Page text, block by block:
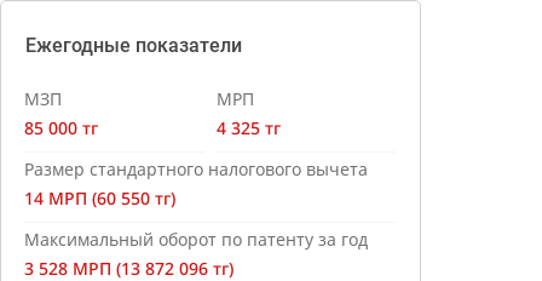
Ежегодные показатели
МЗП
85 000 тг
МРП
4 325 тг
Размер стандартного налогового вычета
14 МРП (60 550 тг)
Максимальный оборот по патенту за год
3 528 МРП (13 872 096 тг)